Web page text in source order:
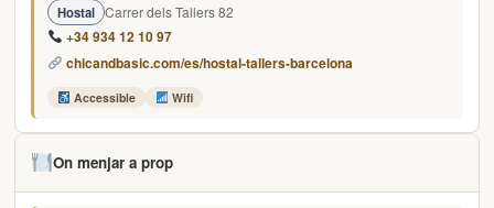
Hostal Carrer dels Tallers 82
+34 934 12 10 97
chicandbasic.com/es/hostal-tallers-barcelona
Accessible Wifi
On menjar a prop